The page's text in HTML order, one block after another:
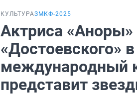
КУЛЬТУРАЗМКФ-2025
Актриса
«Достоевского»
международный
представит